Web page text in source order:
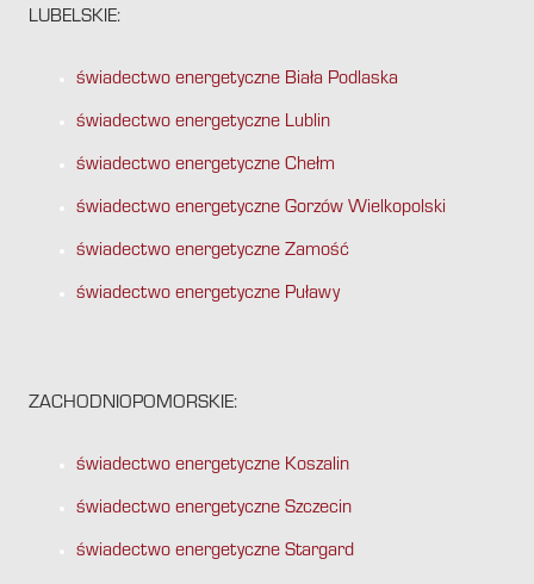
LUBELSKIE:
świadectwo energetyczne Biała Podlaska
świadectwo energetyczne Lublin
świadectwo energetyczne Chełm
świadectwo energetyczne Gorzów Wielkopolski
świadectwo energetyczne Zamość
świadectwo energetyczne Puławy
ZACHODNIOPOMORSKIE:
świadectwo energetyczne Koszalin
świadectwo energetyczne Szczecin
świadectwo energetyczne Stargard